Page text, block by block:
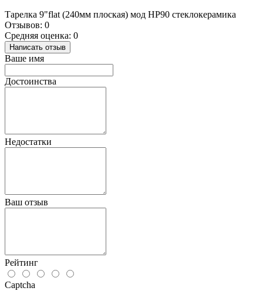
Тарелка 9"flat (240мм плоская) мод HP90 стеклокерамика
Отзывов: 0
Средняя оценка: 0
Написать отзыв
Ваше имя
Достоинства
Недостатки
Ваш отзыв
Рейтинг
Captcha